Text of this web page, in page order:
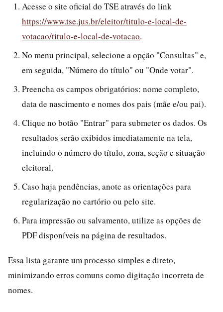
Acesse o site oficial do TSE através do link
https://www.tse.jus.br/eleitor/titulo-e-local-de-
votacao/titulo-e-local-de-votacao.
No menu principal, selecione a opção "Consultas" e,
em seguida, "Número do título" ou "Onde votar".
Preencha os campos obrigatórios: nome completo,
data de nascimento e nomes dos pais (mãe e/ou pai).
Clique no botão "Entrar" para submeter os dados. Os
resultados serão exibidos imediatamente na tela,
incluindo o número do título, zona, seção e situação
eleitoral.
Caso haja pendências, anote as orientações para
regularização no cartório ou pelo site.
Para impressão ou salvamento, utilize as opções de
PDF disponíveis na página de resultados.
Essa lista garante um processo simples e direto,
minimizando erros comuns como digitação incorreta de
nomes.